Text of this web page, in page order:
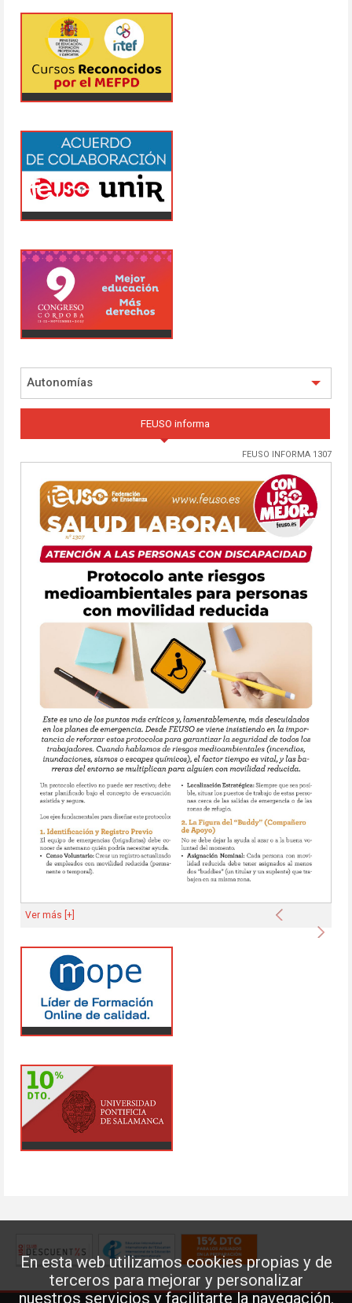
En esta web utilizamos cookies propias y de
terceros para mejorar y personalizar
nuestros servicios y facilitarte la navegación.
Autonomías
FEUSO informa
FEUSO INFORMA 1307
Anterior
Ver más [+]